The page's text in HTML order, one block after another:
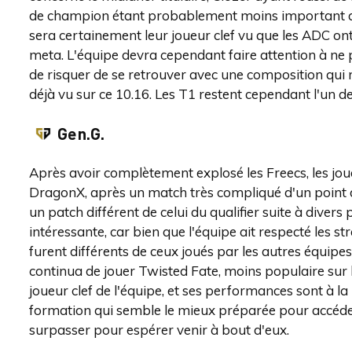
de champion étant probablement moins important
sera certainement leur joueur clef vu que les ADC
meta. L'équipe devra cependant faire attention à
de risquer de se retrouver avec une composition
déjà vu sur ce 10.16. Les T1 restent cependant l'un
Gen.G.
Après avoir complètement explosé les Freecs, les
DragonX, après un match très compliqué d'un
un patch différent de celui du qualifier suite à divers
intéressante, car bien que l'équipe ait respecté les
furent différents de ceux joués par les autres
continua de jouer Twisted Fate, moins populaire sur
joueur clef de l'équipe, et ses performances sont à
formation qui semble le mieux préparée pour
surpasser pour espérer venir à bout d'eux.